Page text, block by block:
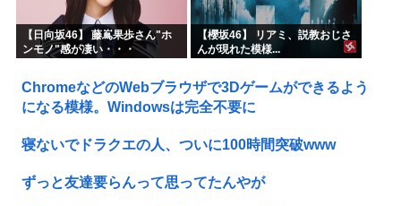
【日向坂46】 藤嶌果歩さん"ホ
ンモノ"感が凄い・・・
【櫻坂46】 リアミ、説教おじさ
んが現れた模様...
ChromeなどのWebブラウザで3Dゲームができるよう
になる模様。Windowsは完全不要に
寝ないでドラクエの人、ついに100時間突破www
ずっと友達要らんって思ってたんやが